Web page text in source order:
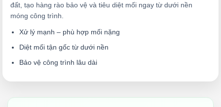
đất, tạo hàng rào bảo vệ và tiêu diệt mối ngay từ dưới nền
móng công trình.
Xử lý mạnh – phù hợp mối nặng
Diệt mối tận gốc từ dưới nền
Bảo vệ công trình lâu dài